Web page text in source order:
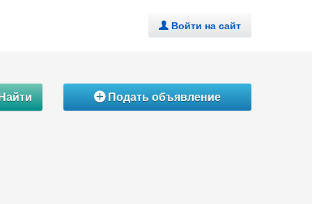
. Войти на сайт
ÁПодать объявление